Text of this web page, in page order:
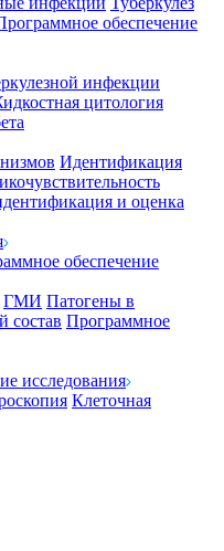
обеспечение
инфекции
цитология
Идентификация
и оценка
обеспечение
ГМИ Патогены в
состав Программное
исследования
Клеточная